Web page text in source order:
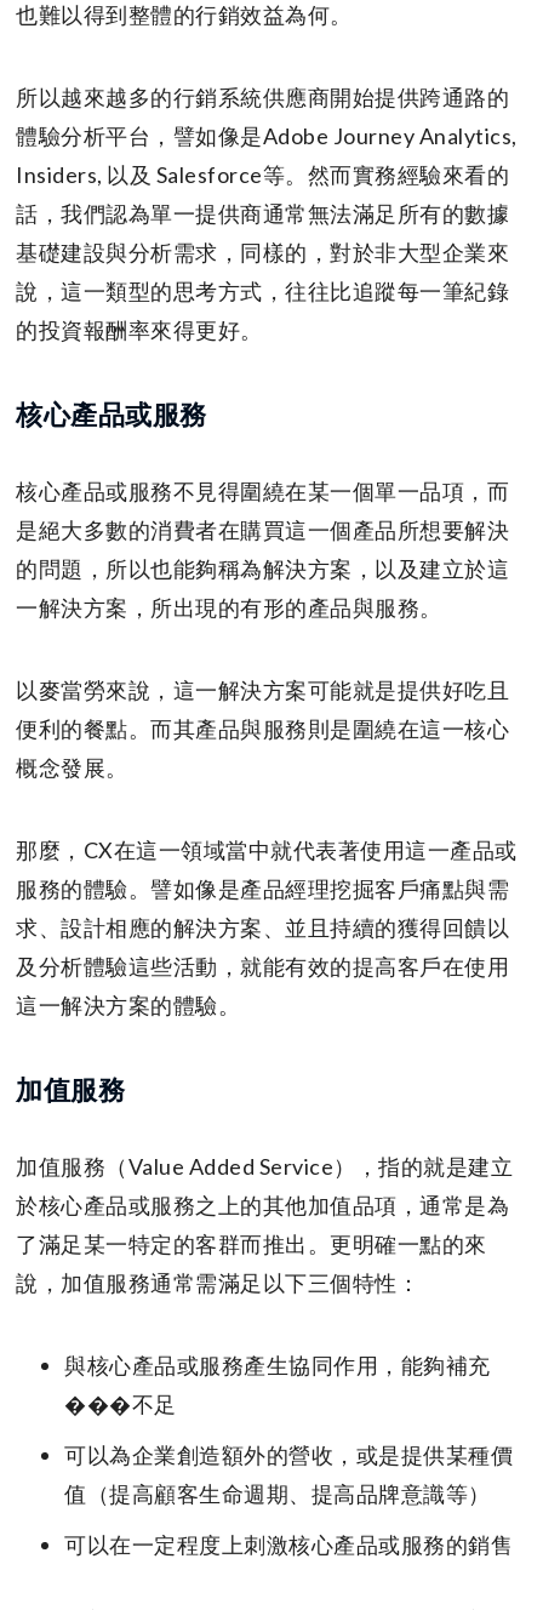
也難以得到整體的行銷效益為何。
所以越來越多的行銷系統供應商開始提供跨通路的
體驗分析平台，譬如像是Adobe Journey Analytics,
Insiders, 以及 Salesforce等。然而實務經驗來看的
話，我們認為單一提供商通常無法滿足所有的數據
基礎建設與分析需求，同樣的，對於非大型企業來
說，這一類型的思考方式，往往比追蹤每一筆紀錄
的投資報酬率來得更好。
核心產品或服務
核心產品或服務不見得圍繞在某一個單一品項，而
是絕大多數的消費者在購買這一個產品所想要解決
的問題，所以也能夠稱為解決方案，以及建立於這
一解決方案，所出現的有形的產品與服務。
以麥當勞來說，這一解決方案可能就是提供好吃且
便利的餐點。而其產品與服務則是圍繞在這一核心
概念發展。
那麼，CX在這一領域當中就代表著使用這一產品或
服務的體驗。譬如像是產品經理挖掘客戶痛點與需
求、設計相應的解決方案、並且持續的獲得回饋以
及分析體驗這些活動，就能有效的提高客戶在使用
這一解決方案的體驗。
加值服務
加值服務（Value Added Service），指的就是建立
於核心產品或服務之上的其他加值品項，通常是為
了滿足某一特定的客群而推出。更明確一點的來
說，加值服務通常需滿足以下三個特性：
與核心產品或服務產生協同作用，能夠補充
���不足
可以為企業創造額外的營收，或是提供某種價
值（提高顧客生命週期、提高品牌意識等）
可以在一定程度上刺激核心產品或服務的銷售